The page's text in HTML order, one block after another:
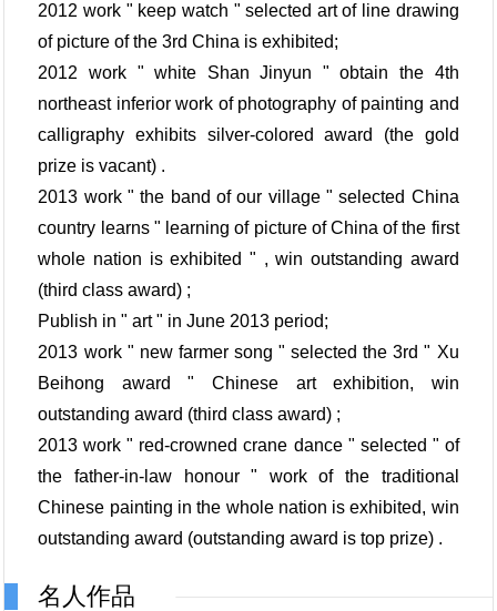
2012 work " keep watch " selected art of line drawing
of picture of the 3rd China is exhibited;
2012 work " white Shan Jinyun " obtain the 4th
northeast inferior work of photography of painting and
calligraphy exhibits silver-colored award (the gold
prize is vacant) .
2013 work " the band of our village " selected China
country learns " learning of picture of China of the first
whole nation is exhibited " , win outstanding award
(third class award) ;
Publish in " art " in June 2013 period;
2013 work " new farmer song " selected the 3rd " Xu
Beihong award " Chinese art exhibition, win
outstanding award (third class award) ;
2013 work " red-crowned crane dance " selected " of
the father-in-law honour " work of the traditional
Chinese painting in the whole nation is exhibited, win
outstanding award (outstanding award is top prize) .
名人作品